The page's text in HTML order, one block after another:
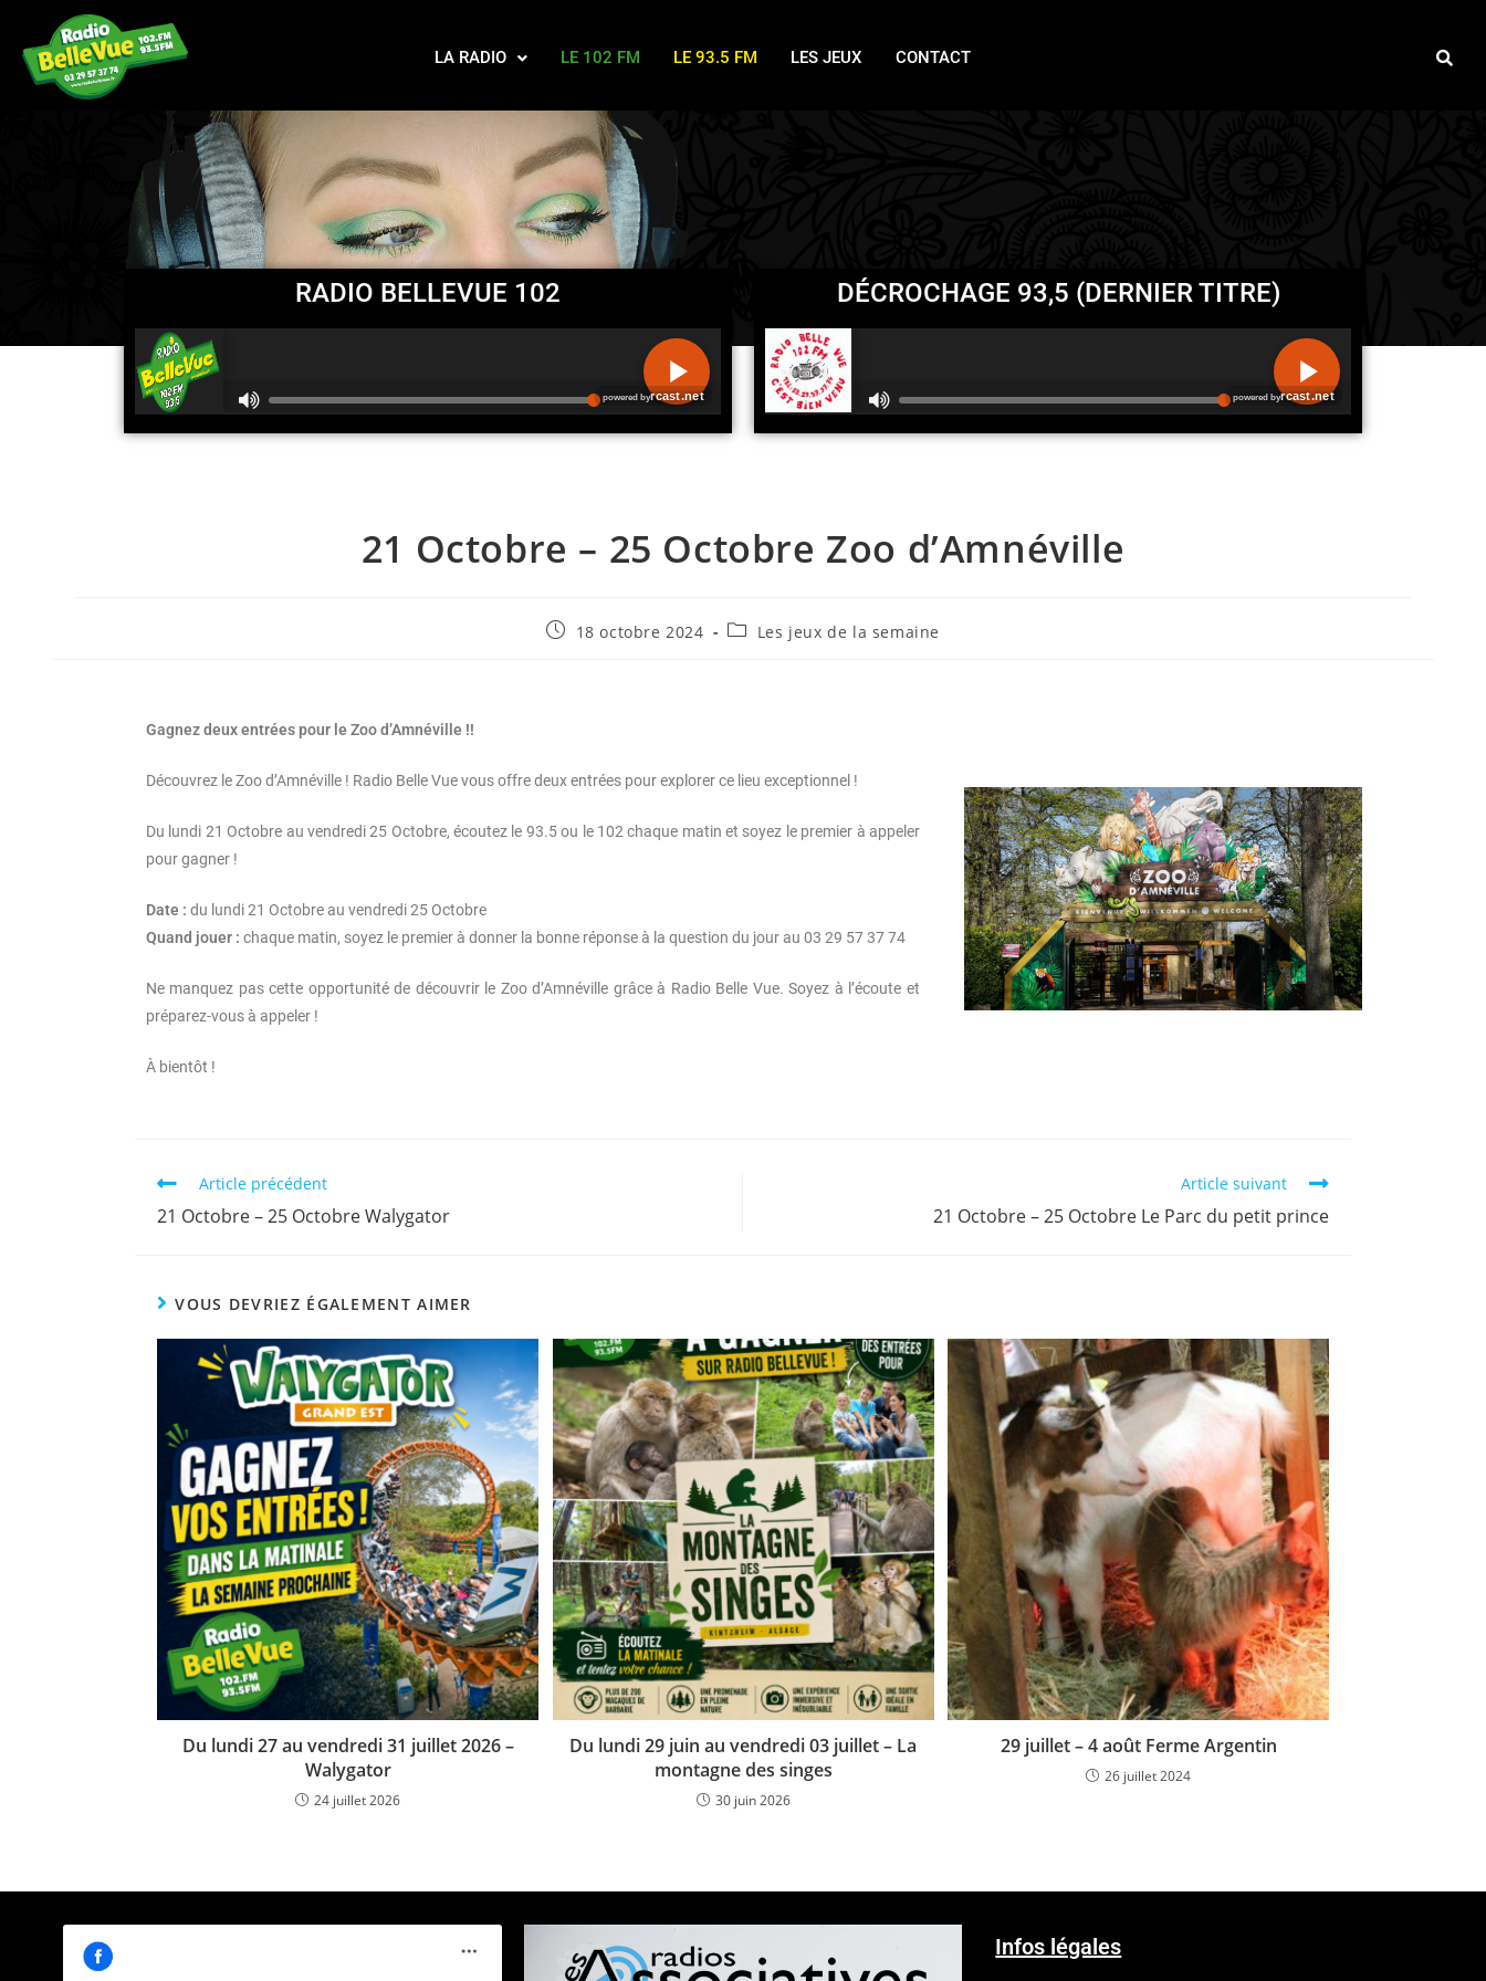
LA RADIO LE 102 FM LE 93.5 FM LES JEUX CONTACT
RADIO BELLEVUE 102
R
DÉCROCHAGE 93,5 (DERNIER TITRE)
R
T
E
21 Octobre – 25 Octobre Zoo d’Amnéville
18 octobre 2024 Les jeux de la semaine
Gagnez deux entrées pour le Zoo d’Amnéville !!
Découvrez le Zoo d’Amnéville ! Radio Belle Vue vous offre deux entrées pour explorer ce lieu exceptionnel !
Du lundi 21 Octobre au vendredi 25 Octobre, écoutez le 93.5 ou le 102 chaque matin et soyez le premier à appeler
pour gagner !
Date : du lundi 21 Octobre au vendredi 25 Octobre
Quand jouer : chaque matin, soyez le premier à donner la bonne réponse à la question du jour au 03 29 57 37 74
Ne manquez pas cette opportunité de découvrir le Zoo d’Amnéville grâce à Radio Belle Vue. Soyez à l’écoute et
préparez-vous à appeler !
À bientôt !
Article précédent
21 Octobre – 25 Octobre Walygator
Article suivant
21 Octobre – 25 Octobre Le Parc du petit prince
VOUS DEVRIEZ ÉGALEMENT AIMER
Du lundi 27 au vendredi 31 juillet 2026 –
Walygator
24 juillet 2026
Du lundi 29 juin au vendredi 03 juillet – La
montagne des singes
30 juin 2026
29 juillet – 4 août Ferme Argentin
26 juillet 2024
Infos légales